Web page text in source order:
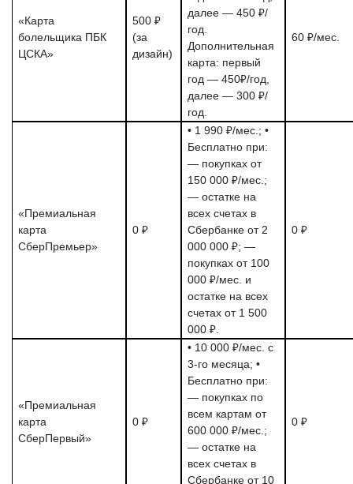
«Карта
болельщика ПБК
ЦСКА»
500 ₽
(за
дизайн)
далее — 450 ₽/
год.
Дополнительная
карта: первый
год — 450₽/год,
далее — 300 ₽/
год.
60 ₽/мес.
«Премиальная
карта
СберПремьер»
0 ₽
• 1 990 ₽/мес.; •
Бесплатно при:
— покупках от
150 000 ₽/мес.;
— остатке на
всех счетах в
Сбербанке от 2
000 000 ₽; —
покупках от 100
000 ₽/мес. и
остатке на всех
счетах от 1 500
000 ₽.
0 ₽
«Премиальная
карта
СберПервый»
0 ₽
• 10 000 ₽/мес. с
3-го месяца; •
Бесплатно при:
— покупках по
всем картам от
600 000 ₽/мес.;
— остатке на
всех счетах в
Сбербанке от 10
0 ₽